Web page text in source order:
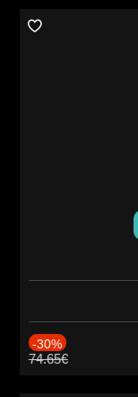
-30%
74.65€